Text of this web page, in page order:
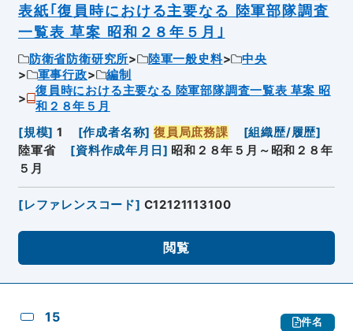
表紙｢復員時における主要なる 陸軍部隊調査
一覧表 草案 昭和２８年５月｣
防衛省防衛研究所 陸軍一般史料
中央
軍事行政
編制
復員時における主要なる 陸軍部隊調査一覧表 草案 昭
和２８年５月
[規模] 1 [作成者名称] 復員局庶務課 [組織歴/履歴]
陸軍省
[資料作成年月日 ] 昭和２８年５月～昭和２８年
５月
[レファレンスコード] C12121113100
閲覧
15 件名